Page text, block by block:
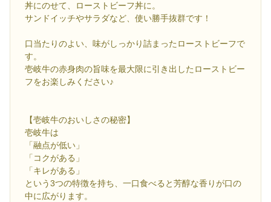
丼にのせて、ローストビーフ丼に。
サンドイッチやサラダなど、使い勝手抜群です！
口当たりのよい、味がしっかり詰まったローストビーフで
す。
壱岐牛の赤身肉の旨味を最大限に引き出したローストビー
フをお楽しみください♪
【壱岐牛のおいしさの秘密】
壱岐牛は
「融点が低い」
「コクがある」
「キレがある」
という3つの特徴を持ち、一口食べると芳醇な香りが口の
中に広がります。